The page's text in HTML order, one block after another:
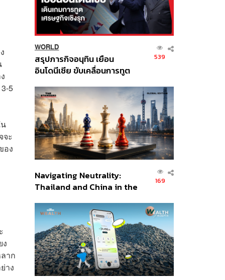
5
จะ
อง
าก
าง
WORLD
สรุปภารกิจอนุทิน เยือน
อินโดนีเซีย ขับเคลื่อนการทูต
ส่วนยุทธศาสตร์ไทย –
อินโดนีเซีย
539
Navigating Neutrality:
Thailand and China in the
Order
169